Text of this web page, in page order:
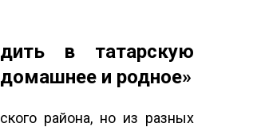
в татарскую
и родное»
района, но из разных